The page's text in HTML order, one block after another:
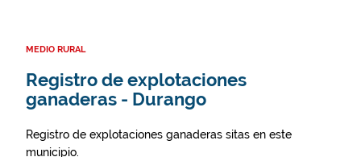
MEDIO RURAL
Registro de explotaciones
ganaderas - Durango
Registro de explotaciones ganaderas sitas en este
municipio.